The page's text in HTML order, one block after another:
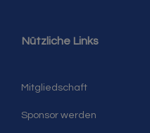
Nützliche Links
Mitgliedschaft
Sponsor werden